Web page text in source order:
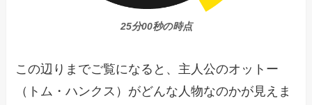
25分00秒の時点
この辺りまでご覧になると、主人公のオットー
（トム・ハンクス）がどんな人物なのかが見えま